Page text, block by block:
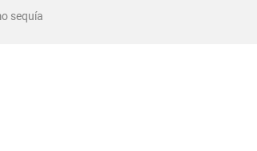
de grandes personas que han logrado cosas
sequía